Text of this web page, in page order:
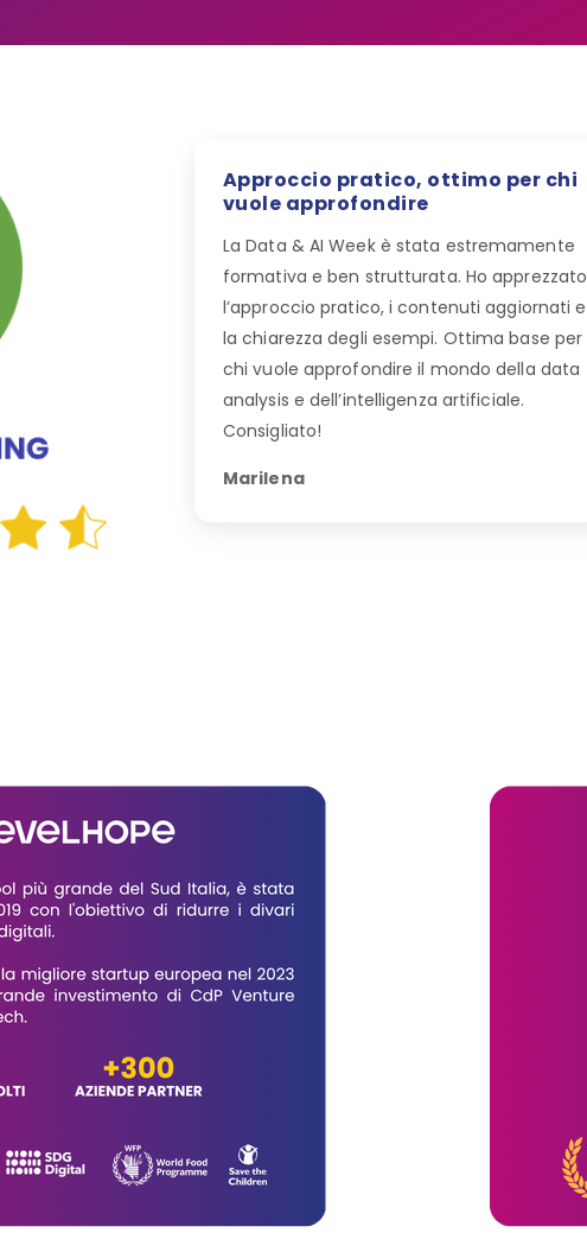
Approccio pratico, ottimo per chi
vuole approfondire
La Data & AI Week è stata estremamente
formativa e ben strutturata. Ho apprezzato
l’approccio pratico, i contenuti aggiornati e
la chiarezza degli esempi. Ottima base per
chi vuole approfondire il mondo della data
analysis e dell’intelligenza artificiale.
Consigliato!
Marilena